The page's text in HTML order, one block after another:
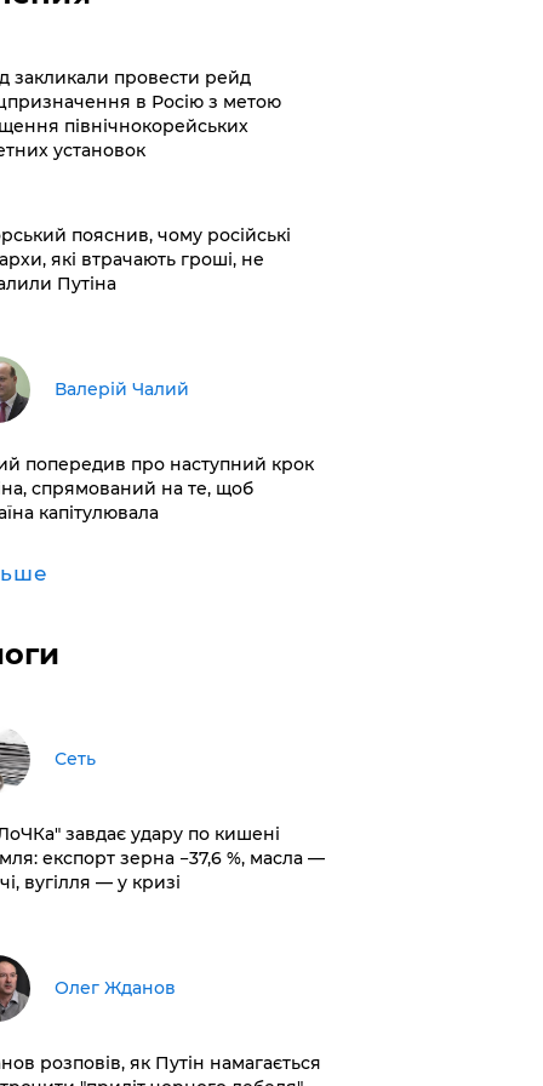
закликали провести рейд
в Росію з метою
північнокорейських
установок
пояснив, чому російські
які втрачають гроші, не
Путіна
Валерій Чалий
попередив про наступний крок
спрямований на те, щоб
капітулювала
Сеть
завдає удару по кишені
експорт зерна −37,6 %, масла —
вугілля — у кризі
Олег Жданов
розповів, як Путін намагається